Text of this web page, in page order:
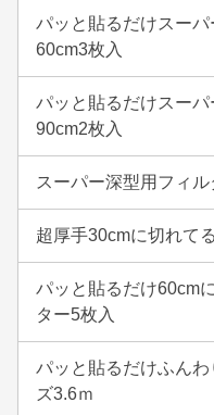
パッと貼るだけスー
60cm3枚入
パッと貼るだけスー
90cm2枚入
スーパー深型用フィ
超厚手30cmに切れて
パッと貼るだけ60cm
ター5枚入
パッと貼るだけふん
ズ3.6ｍ